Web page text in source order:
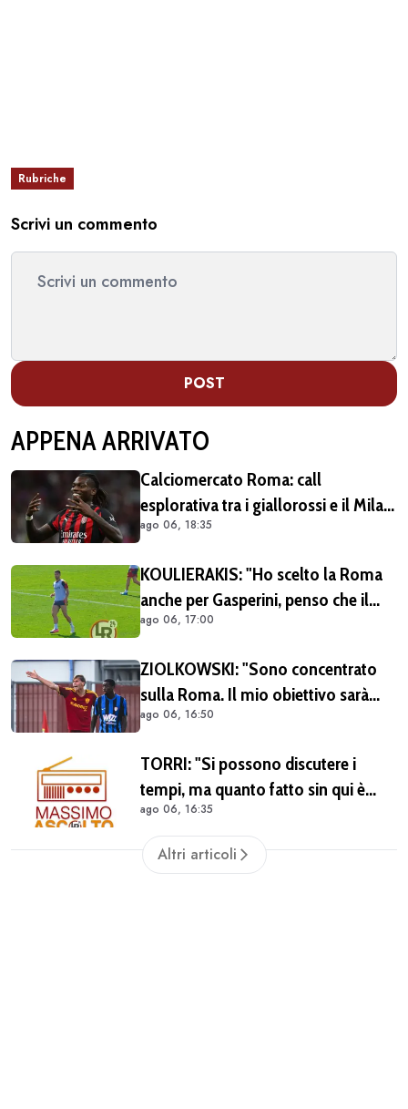
Rubriche
Scrivi un commento
POST
APPENA ARRIVATO
Calciomercato Roma: call
esplorativa tra i giallorossi e il Milan.
Sul tavolo le situazioni di Leao e
ago 06, 18:35
KOULIERAKIS: "Ho scelto la Roma
anche per Gasperini, penso che il
suo stile di gioco sia adatto alle mie
ago 06, 17:00
ZIOLKOWSKI: "Sono concentrato
sulla Roma. Il mio obiettivo sarà
giocare il più possibile. La
ago 06, 16:50
TORRI: "Si possono discutere i
tempi, ma quanto fatto sin qui è
giusto" - BALZANI: "Nonostante
Castro e Molina il mercato ad oggi è
insufficiente"
ago 06, 16:35
Altri articoli